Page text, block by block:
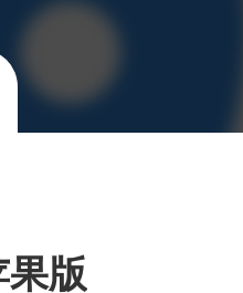
版